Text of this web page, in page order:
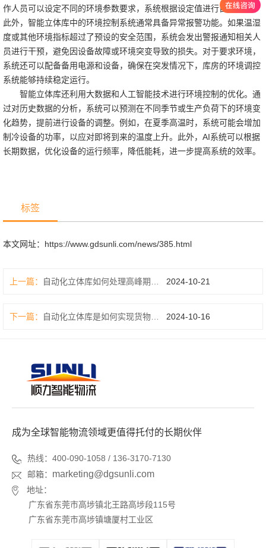
作人员可以设定不同的环境参数要求，系统根据设定值进行自动调节。
此外，智能立体库中的环境控制系统通常具备异常报警功能。如果温湿
度或其他环境指标超过了预设的安全范围，系统会发出警报通知相关人
员进行干预，避免因设备故障或环境突变导致的损失。对于要求环境，
系统还可以配备备用电源和设备，确保在突发情况下，库房的环境调控
系统能够持续稳定运行。
智能立体库还利用大数据和人工智能技术进行环境控制的优化。通
过对历史数据的分析，系统可以预测在不同季节或生产负荷下的环境变
化趋势，提前进行设备的调整。例如，在夏季高温时，系统可能会增加
制冷设备的功率，以应对即将到来的温度上升。此外，AI系统可以根据
长期数据，优化设备的运行频率，降低能耗，进一步提高系统的效率。
标签
本文网址： https://www.gdsunli.com/news/385.html
上一篇： 2024-10-21
下一篇： 2024-10-16
成为全球智能物流领域更值得托付的长期伙伴
热线：400-090-1058 / 136-3170-7130
邮箱： marketing@dgsunli.com
地址：
广东省东莞市高埗镇北王路高埗段115号
广东省东莞市高埗镇塘厦村工业区